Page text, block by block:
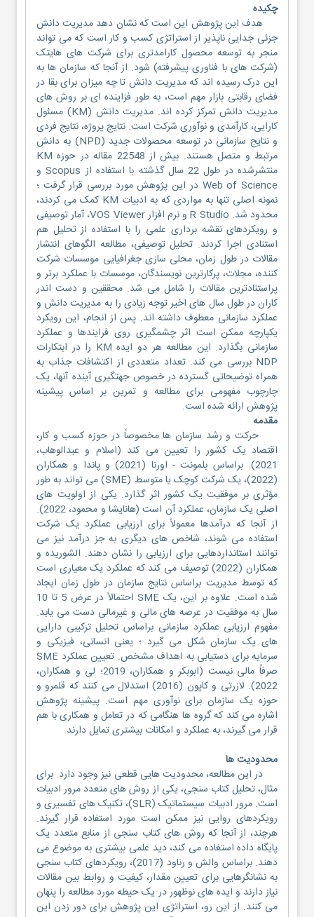
چکیده
هدف این پژوهش این است که نشان دهد مدیریت دانش
جزئی جدایی ناپذیر از استراتژی کسب و کار است که می تواند
منجر به توسعه محصول کارامدتری برای شرکت های هایتک
(شرکت های با فناوری پیشرفته) شود. از آنجا که سازمان ها به
این درک رسیده اند که مدیریت دانش تا چه میزان برای بقا در
فضای رقابتی بازار مهم است، به طور فزاینده ای بر روش های
مدیریت دانش تمرکز کرده اند. مدیریت دانش (KM) مسئول
کارایی، کارآمدی و نوآوری شرکت است. نتایج پروژه، نتایج فردی
و نتایج سازمانی در توسعه محصولات جدید (NPD) به دانش
مرتبط و متصل هستند. بیش از 22548 مقاله در حوزه KM
منتشرشده در طول 22 سال گذشته با استفاده از Scopus و
Web of Science در این پژوهش مورد بررسی قرار گرفت ؛
نمونه اصلی تنها به مواردی که به ادبیات KM کمک می کردند،
محدود شد. R Studio و نرم افزار VOS Viewer، آمار توصیفی
و رویکردهای نقشه برداری علمی را با استفاده از تحلیل هم
استنادی اجرا کردند. تحلیل توصیفی، مطالعه الگوهای انتشار
مقالات در طول زمان، محلی سازی جغرافیایی موسسات شرکت
کننده، مجلات، پرکارترین نویسندگان، موسسات با عملکرد برتر و
پراستنادترین مقالات را شامل می شد. محققین و دست اندر
کاران در طول سال های اخیر توجه زیادی را به مدیریت دانش و
عملکرد سازمانی معطوف داشته اند. پس از انجام، این رویکرد
یکپارچه ممکن است اثر چشمگیری روی فرایندها و عملکرد
سازمانی بگذارد. این مطالعه هر دو ایده KM را در ابتکارات
NDP بررسی می کند. تعداد متعددی از اکتشافات جذاب به
همراه توضیحاتی گسترده در خصوص جهتگیری آینده آنها، یک
چارچوب مفهومی برای مطالعه و تمرین بر اساس پیشینه
پژوهش ارائه شده است.
مقدمه
حرکت و رشد سازمان ها مخصوصاً در حوزه کسب و کار،
اقتصاد یک کشور را تعیین می کند (اسلام و عبدالوهاب،
2021). براساس بلمونت - اورنا (2021) و پاندا و همکاران
(2022)، یک شرکت کوچک یا متوسط (SME) می تواند به طور
مؤثری بر موفقیت یک کشور اثر گذارد. یکی از اولویت های
اصلی یک سازمان، عملکرد آن است (هانایشا و محمود، 2022).
از آنجا که درآمدها معمولاً برای ارزیابی عملکرد یک شرکت
استفاده می شوند، شاخص های دیگری به جز درآمد نیز می
توانند استانداردهایی برای ارزیابی را نشان دهند. الشوریده و
همکاران (2022) توصیف می کند که عملکرد یک معیاری است
که توسط مدیریت براساس نتایج سازمان در طول زمان ایجاد
شده است. علاوه بر این، یک SME احتمالاً در عرض 5 تا 10
سال به موفقیت در عرصه های مالی و غیرمالی دست می یابد.
مفهوم ارزیابی عملکرد سازمانی براساس تحلیل ترکیبی دارایی
های یک سازمان شکل می گیرد ؛ یعنی انسانی، فیزیکی و
سرمایه برای دستیابی به اهداف مشخص. تعیین عملکرد SME
صرفاً مالی نیست (ابوبکر و همکاران، 2019؛ لی و همکاران،
2022). لازرتی و کاپون (2016) استدلال می کنند که قلمرو و
حوزه یک سازمان برای نوآوری مهم است. پیشینه پژوهش
اشاره می کند که گروه ها هنگامی که در تعامل و همکاری با هم
قرار می گیرند، به عملکرد و امکانات بیشتری تمایل دارند.
محدودیت ها
در این مطالعه، محدودیت هایی قطعی نیز وجود دارد. برای
مثال، تحلیل کتاب سنجی، یکی از روش های متعدد مرور ادبیات
است. مرور ادبیات سیستماتیک (SLR)، تکنیک های تفسیری و
رویکردهای روایی نیز ممکن است مورد استفاده قرار گیرند.
هرچند، از آنجا که روش های کتاب سنجی از منابع متعدد یک
پایگاه داده استغاده می کند، دید علمی بیشتری به موضوع می
دهند. براساس والش و رناود (2017)، رویکردهای کتاب سنجی
به نشانگرهایی برای تعیین مقدار، کیفیت و روابط بین مقالات
نیاز دارند و ایده های نوظهور در یک حیطه مورد مطالعه را پنهان
می کنند. از این رو، استراتژی این پژوهش برای دور زدن این